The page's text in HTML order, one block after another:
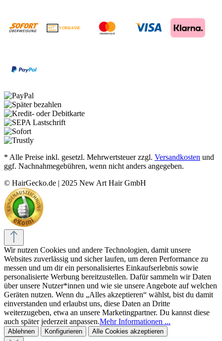
VORKASSE
* Alle Preise inkl. gesetzl. Mehrwertsteuer zzgl. Versandkosten und
ggf. Nachnahmegebühren, wenn nicht anders angegeben.
© HairGecko.de | 2025 New Art Hair GmbH
Wir nutzen Cookies und andere Technologien, damit unsere
Websites zuverlässig und sicher laufen, um deren Performance zu
messen und um dir ein personalisiertes Einkaufserlebnis sowie
personalisierte Werbung bereitzustellen. Dafür sammeln wir Daten
über unsere Nutzer*innen und wie sie unsere Angebote auf welchen
Geräten nutzen. Wenn du „Alles akzeptieren“ wählst, bist du damit
einverstanden und erlaubst uns, diese Daten an Dritte
weiterzugeben, etwa an unsere Marketingpartner. Du kannst diese
auch später jederzeit anpassen.Mehr Informationen ...
Ablehnen Konfigurieren Alle Cookies akzeptieren